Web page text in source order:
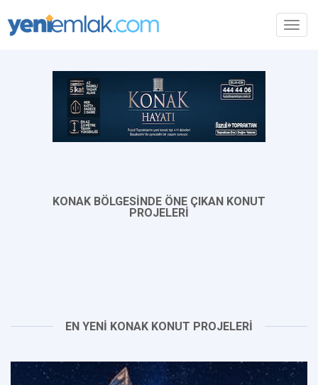
KONAK BÖLGESİNDE ÖNE ÇIKAN KONUT
PROJELERİ
EN YENİ KONAK KONUT PROJELERİ